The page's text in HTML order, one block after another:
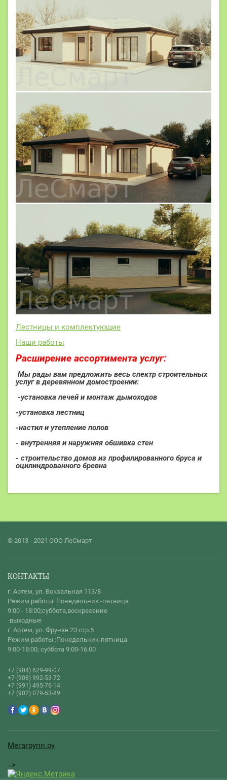
Лестницы и комплектующие
Наши работы
Расширение ассортимента услуг:
Мы рады вам предложить весь спектр строительных
услуг в деревянном домостроении:
-установка печей и монтаж дымоходов
-установка лестниц
-настил и утепление полов
- внутренняя и наружняя обшивка стен
- строительство домов из профилированного бруса и
оцилиндрованного бревна
© 2013 - 2021 ООО ЛеСмарт
КОНТАКТЫ
г. Артем, ул. Вокзальная 113/8
Режим работы: Понедельник -пятница
9:00 - 18:00;суббота,воскресение
-выходные
г. Артем, ул. Фрунзе 23 стр.5
Режим работы :Понедельник-пятница
9:00-18:00; суббота 9:00-16:00
+7 (904) 629-99-07
+7 (908) 992-53-72
+7 (991) 495-76-14
+7 (902) 079-53-89
Мегагрупп.ру
-->